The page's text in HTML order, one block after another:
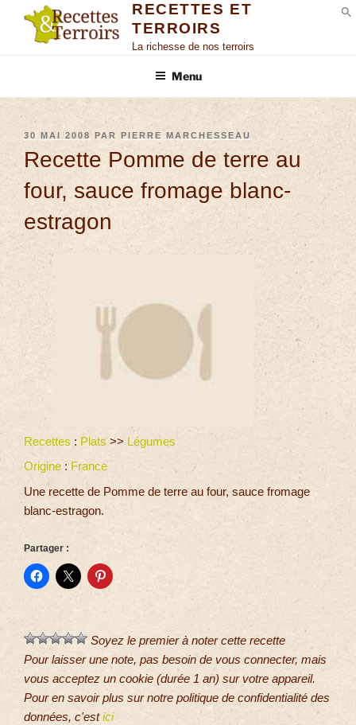
RECETTES ET
TERROIRS
La richesse de nos terroirs
Menu
30 MAI 2008 PAR PIERRE MARCHESSEAU
Recette Pomme de terre au
four, sauce fromage blanc-
estragon
Recettes : Plats >> Légumes
Origine : France
Une recette de Pomme de terre au four, sauce fromage
blanc-estragon.
Partager :
Soyez le premier à noter cette recette
Pour laisser une note, pas besoin de vous connecter, mais
vous acceptez un cookie (durée 1 an) sur votre appareil.
Pour en savoir plus sur notre politique de confidentialité des
données, c'estici